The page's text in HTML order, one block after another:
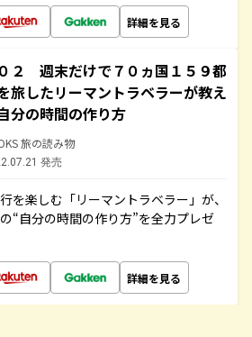
詳細を見る
２ 週末だけで７０ヵ国１５９都
旅したリーマントラベラーが教え
分の時間の作り方
旅の読み物
発売
を楽しむ「リーマントラベラー」が、
“自分の時間の作り方”を全力プレゼ
詳細を見る